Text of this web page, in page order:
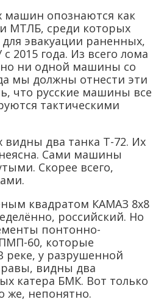
машин опознаются как
МТЛБ, среди которых
для эвакуации раненных,
2015 года. Из всего лома
ни одной машины со
мы должны отнести эти
что русские машины все
тактическими
видны два танка Т-72. Их
Сами машины
Скорее всего,
квадратом КАМАЗ 8х8
российский. Но
понтонно-
60, которые
реке, у разрушенной
видны два
катера БМК. Вот только
же, непонятно.